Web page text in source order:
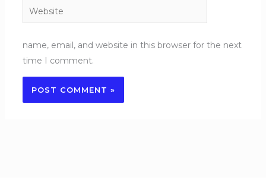
Website
name, email, and website in this browser for the next
time I comment.